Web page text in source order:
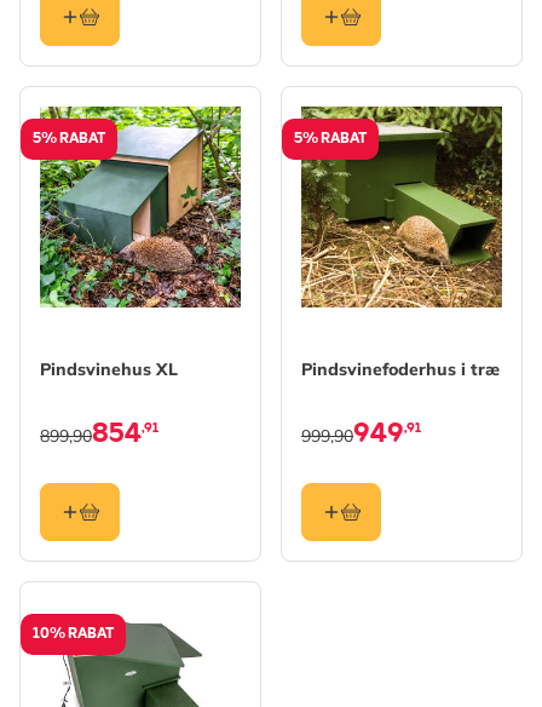
5% RABAT
Pindsvinehus XL​
854,91
899,90
5% RABAT
Pindsvinefoderhus i træ
949,91
999,90
10% RABAT